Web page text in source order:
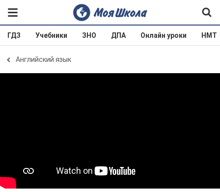
ГДЗ Учебники ЗНО ДПА Онлайн уроки НМТ
Английский язык